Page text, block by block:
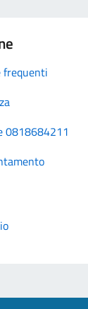
frequenti
0818684211